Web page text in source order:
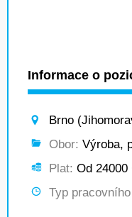
Informace o
Brno
Obor: Výroba,
Plat: Od 24000
Typ